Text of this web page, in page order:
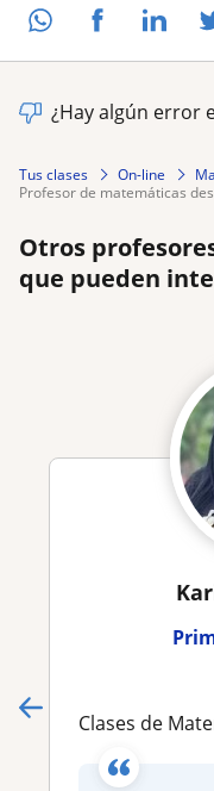
¿Hay algún error
Tus clases On-line
profesor de matemáticas
Otros
que pueden
​Clases de